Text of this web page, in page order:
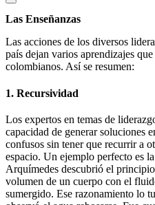
Las Enseñanzas
Las acciones de los diversos
país dejan varios aprendizajes
colombianos. Así se resumen:
1. Recursividad
Los expertos en temas de
capacidad de generar soluciones
confusos sin tener que recurrir a
espacio. Un ejemplo perfecto es
Arquímedes descubrió el
volumen de un cuerpo con el
sumergido. Ese razonamiento lo